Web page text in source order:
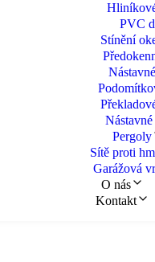
PVC
Stínění
Pergoly
Sítě proti
Garážová
O nás
Kontakt